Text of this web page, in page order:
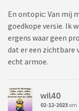
En ontopic: Van mij
goedkope versie. Ik
ergens waar geen
dat er een zichtbare
echt armoe.
wil40
02-12-2023 om